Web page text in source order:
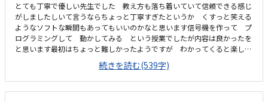
とても丁寧で優しい先生でした 教え方も落ち着いていて信頼できる感じ
がしましたしいて言うならちょっと丁寧すぎたというか くすっと笑える
ようなソフトな瞬間もあってもいいのかなと思います信号機を作って プ
ログラミングして 動かしてみる という授業でしたが内容は良かったを
と思います最初はちょっと難しかったようですが わかってくると楽しく
やっていましたどんどん高度になっていくのが楽しみで 見てみたかった
です自転車でも通えて 雨の日は車で送迎もできる場所なので通いやすい
と思います 子供だけでも通える場所だし帰りに買い物もできるので便利
です綺麗できちんとされていました ２人だけの体験だったので無音、、
続きを読む(539字)